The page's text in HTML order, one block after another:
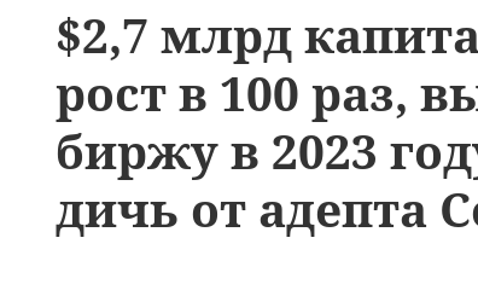
$2,7 млрд
рост в 100 раз,
биржу в 2023
дичь от адепта